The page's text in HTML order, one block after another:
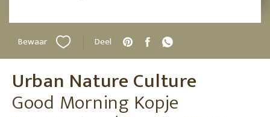
Bewaar Deel
Urban Nature Culture
Good Morning Kopje